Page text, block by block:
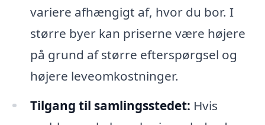
variere afhængigt af, hvor du bor. I
større byer kan priserne være højere
på grund af større efterspørgsel og
højere leveomkostninger.
Tilgang til samlingsstedet: Hvis